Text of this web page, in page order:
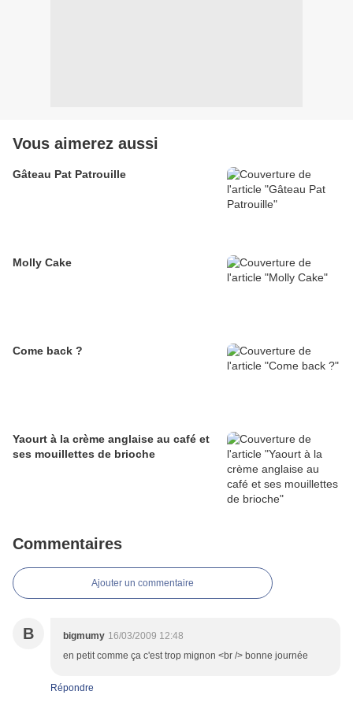
Vous aimerez aussi
Gâteau Pat Patrouille
Molly Cake
Come back ?
Yaourt à la crème anglaise au café et
ses mouillettes de brioche
Commentaires
Ajouter un commentaire
B bigmumy 16/03/2009 12:48
en petit comme ça c'est trop mignon <br /> bonne journée
Répondre